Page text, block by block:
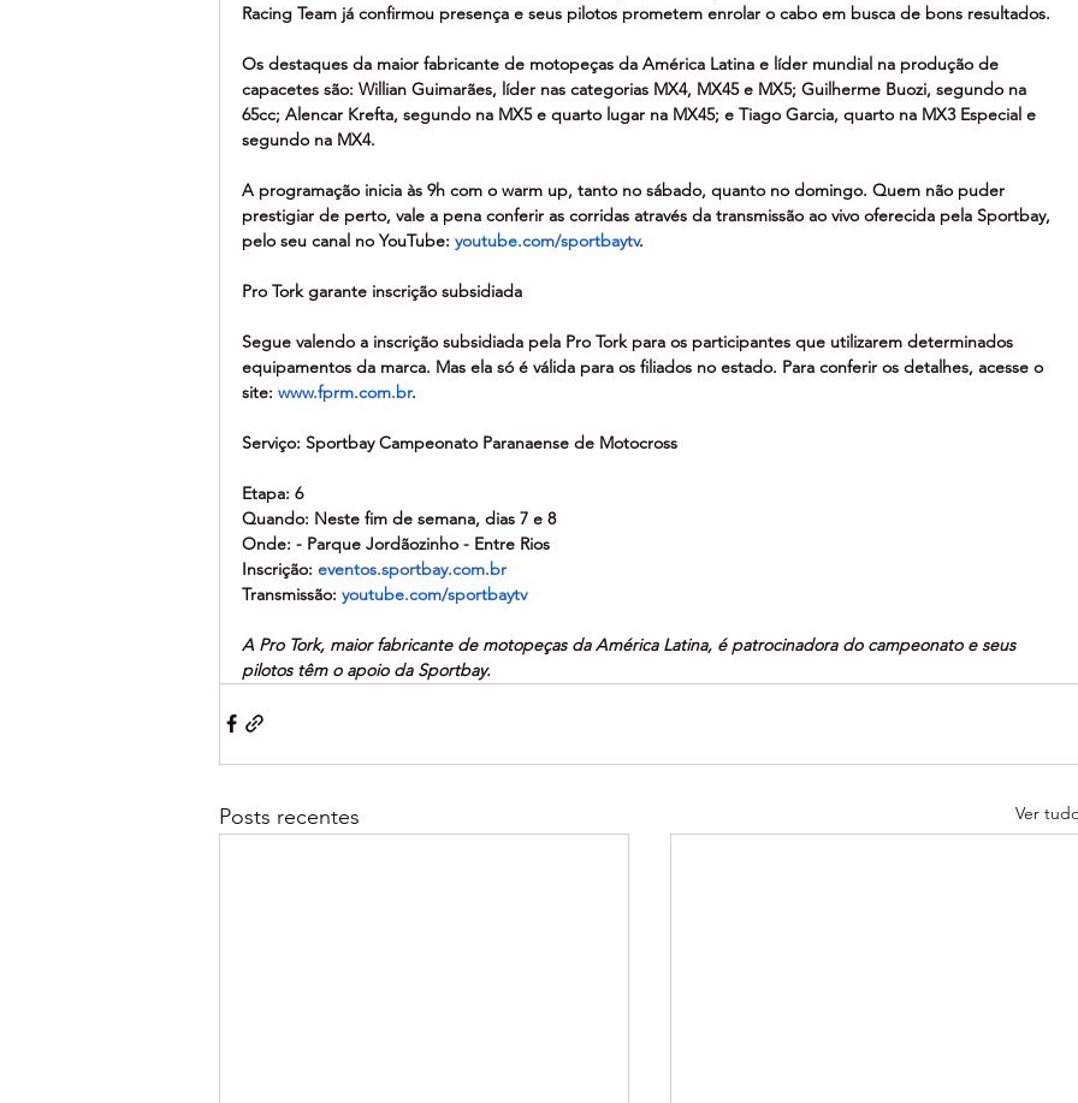
Racing Team já confirmou presença e seus pilotos prometem enrolar o cabo em busca de bons resultados.
Os destaques da maior fabricante de motopeças da América Latina e líder mundial na produção de
capacetes são: Willian Guimarães, líder nas categorias MX4, MX45 e MX5; Guilherme Buozi, segundo na
65cc; Alencar Krefta, segundo na MX5 e quarto lugar na MX45; e Tiago Garcia, quarto na MX3 Especial e
segundo na MX4.
A programação inicia às 9h com o warm up, tanto no sábado, quanto no domingo. Quem não puder
prestigiar de perto, vale a pena conferir as corridas através da transmissão ao vivo oferecida pela Sportbay,
pelo seu canal no YouTube: youtube.com/sportbaytv.
Pro Tork garante inscrição subsidiada
Segue valendo a inscrição subsidiada pela Pro Tork para os participantes que utilizarem determinados
equipamentos da marca. Mas ela só é válida para os filiados no estado. Para conferir os detalhes, acesse o
site: www.fprm.com.br.
Serviço: Sportbay Campeonato Paranaense de Motocross
Etapa: 6
Quando: Neste fim de semana, dias 7 e 8
Onde: - Parque Jordãozinho - Entre Rios
Inscrição: eventos.sportbay.com.br
Transmissão: youtube.com/sportbaytv
A Pro Tork, maior fabricante de motopeças da América Latina, é patrocinadora do campeonato e seus
pilotos têm o apoio da Sportbay.
Posts recentes Ver